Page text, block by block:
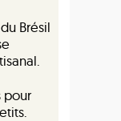
Brésil
pour